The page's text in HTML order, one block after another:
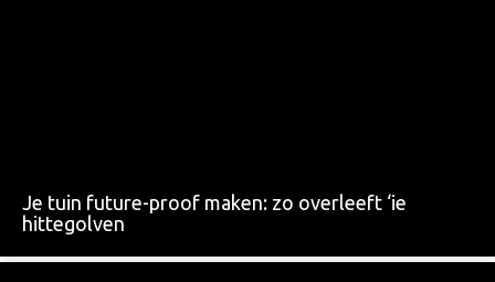
Je tuin future-proof maken: zo overleeft ‘ie
hittegolven